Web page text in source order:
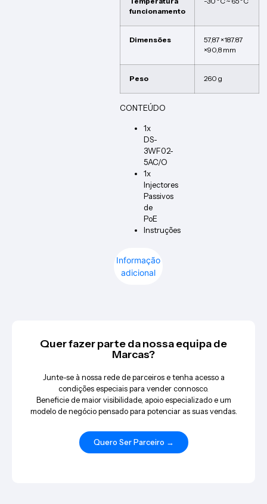
Informação
adicional
funcionamento
Dimensões
57,87 ×187.87
×90,8 mm
Peso 260 g
CONTEÚDO
1x
DS-
3WF02-
5AC/O
1x
Injectores
Passivos
de
PoE
Instruções
Quer fazer parte da nossa equipa de
Marcas?
Junte-se à nossa rede de parceiros e tenha acesso a
condições especiais para vender connosco.
Beneficie de maior visibilidade, apoio especializado e um
modelo de negócio pensado para potenciar as suas vendas.
Quero Ser Parceiro →